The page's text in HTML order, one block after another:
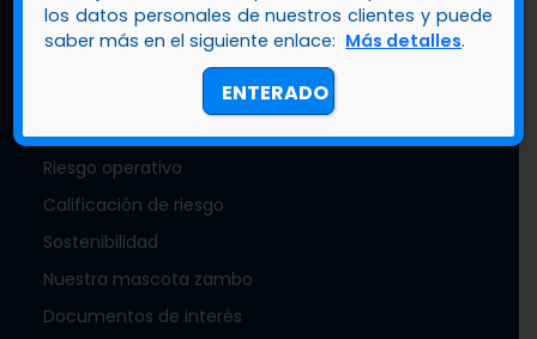
Conócenos
Riesgo operativo
Calificación de riesgo
Sostenibilidad
Nuestra mascota zambo
Documentos de interés
los datos personales de nuestros clientes y puede
saber más en el siguiente enlace: Más detalles.
ENTERADO